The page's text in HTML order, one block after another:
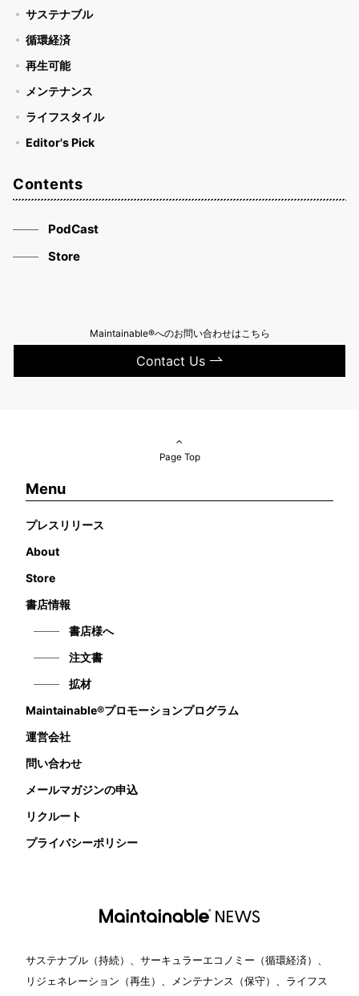
サステナブル
循環経済
再生可能
メンテナンス
ライフスタイル
Editor's Pick
Contents
PodCast
Store
Maintainable®へのお問い合わせはこちら
Contact Us
Page Top
Menu
プレスリリース
About
Store
書店情報
書店様へ
注文書
拡材
Maintainable®プロモーションプログラム
運営会社
問い合わせ
メールマガジンの申込
リクルート
プライバシーポリシー
サステナブル（持続）、サーキュラーエコノミー（循環経済）、
リジェネレーション（再生）、メンテナンス（保守）、ライフス